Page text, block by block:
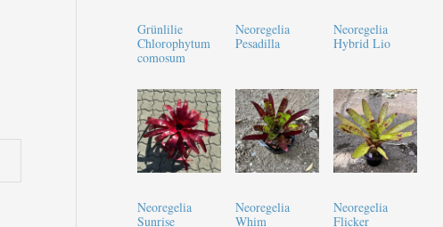
Grünlilie
Chlorophytum
comosum
Neoregelia
Pesadilla
Neoregelia
Hybrid Lio
Neoregelia
Sunrise
Neoregelia
Whim
Neoregelia
Flicker